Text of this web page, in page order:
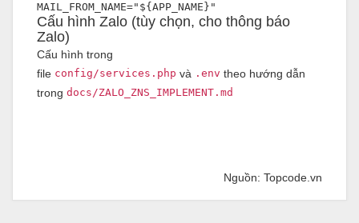
MAIL_FROM_NAME="${APP_NAME}"
Cấu hình Zalo (tùy chọn, cho thông báo
Zalo)
Cấu hình trong
file config/services.php và .env theo hướng dẫn
trong docs/ZALO_ZNS_IMPLEMENT.md
Nguồn: Topcode.vn